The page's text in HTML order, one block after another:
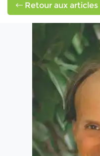
Retour aux articles